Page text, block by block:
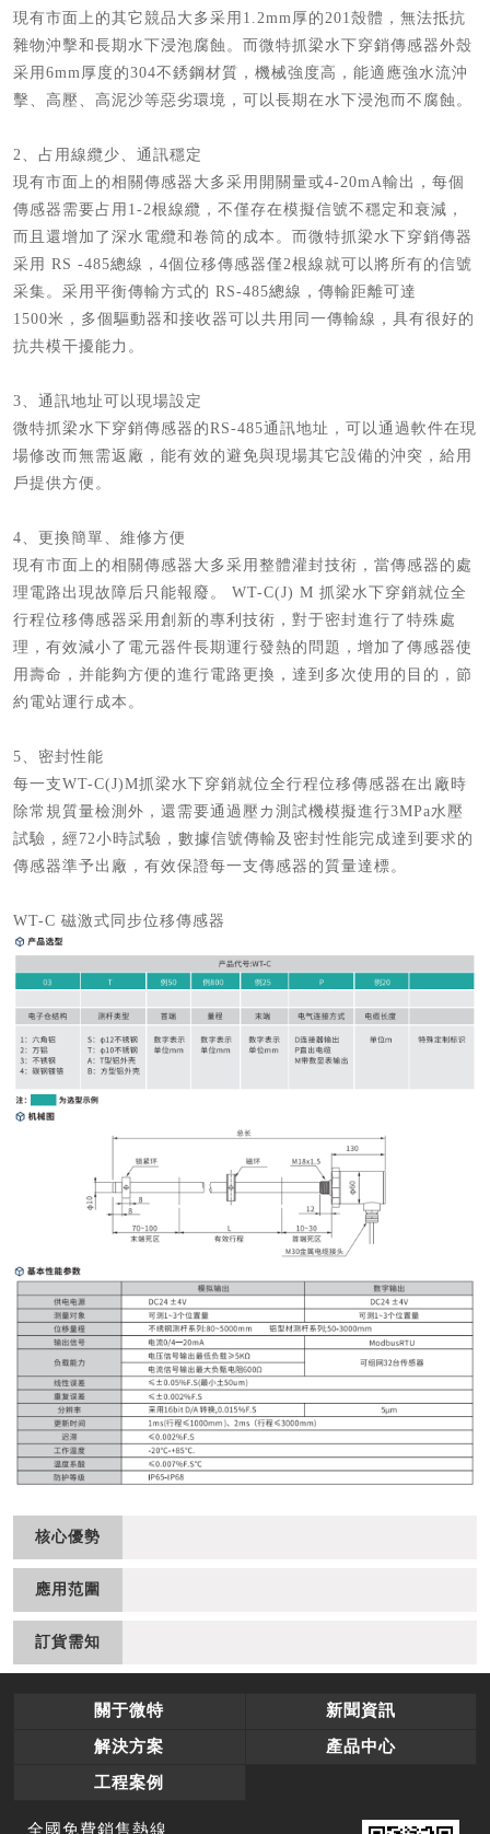
現有市面上的其它競品大多采用1.2mm厚的201殼體，無法抵抗
雜物沖擊和長期水下浸泡腐蝕。而微特抓梁水下穿銷傳感器外殼
采用6mm厚度的304不銹鋼材質，機械強度高，能適應強水流沖
擊、高壓、高泥沙等惡劣環境，可以長期在水下浸泡而不腐蝕。
2、占用線纜少、通訊穩定
現有市面上的相關傳感器大多采用開關量或4-20mA輸出，每個
傳感器需要占用1-2根線纜，不僅存在模擬信號不穩定和衰減，
而且還增加了深水電纜和卷筒的成本。而微特抓梁水下穿銷傳器
采用 RS -485總線，4個位移傳感器僅2根線就可以將所有的信號
采集。采用平衡傳輸方式的 RS-485總線，傳輸距離可達
1500米，多個驅動器和接收器可以共用同一傳輸線，具有很好的
抗共模干擾能力。
3、通訊地址可以現場設定
微特抓梁水下穿銷傳感器的RS-485通訊地址，可以通過軟件在現
場修改而無需返廠，能有效的避免與現場其它設備的沖突，給用
戶提供方便。
4、更換簡單、維修方便
現有市面上的相關傳感器大多采用整體灌封技術，當傳感器的處
理電路出現故障后只能報廢。 WT-C(J) M 抓梁水下穿銷就位全
行程位移傳感器采用創新的專利技術，對于密封進行了特殊處
理，有效減小了電元器件長期運行發熱的問題，增加了傳感器使
用壽命，并能夠方便的進行電路更換，達到多次使用的目的，節
約電站運行成本。
5、密封性能
每一支WT-C(J)M抓梁水下穿銷就位全行程位移傳感器在出廠時
除常規質量檢測外，還需要通過壓カ測試機模擬進行3MPa水壓
試驗，經72小時試驗，數據信號傳輸及密封性能完成達到要求的
傳感器準予出廠，有效保證每一支傳感器的質量達標。
WT-C 磁激式同步位移傳感器
核心優勢
應用范圍
訂貨需知
關于微特 新聞資訊
解決方案 產品中心
工程案例
全國免費銷售熱線